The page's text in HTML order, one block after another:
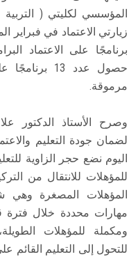
المؤسسي لكليتي (
برنامجًا على الاعتماد
حصول عدد
مرموقة.
وصرح الأستاذ الدكتور
لضمان جودة التعليم
اليوم نضع حجر الزاوية
للمؤهلات للانتقال من
المؤهلات المصغرة وهي
مهارات محددة خلال فترة
ومكملة للمؤهلات
للتحول إلى التعليم القائم